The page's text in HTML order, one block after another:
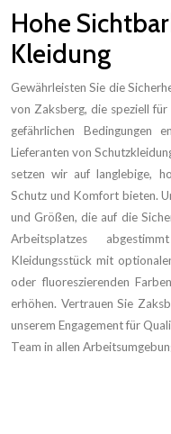
Hohe
Kleidung
Gewährleisten Sie die
von Zaksberg, die speziell
gefährlichen Bedingungen
Lieferanten von
setzen wir auf langlebige,
Schutz und Komfort bieten.
und Größen, die auf die
Arbeitsplatzes
Kleidungsstück mit
oder fluoreszierenden
erhöhen. Vertrauen Sie
unserem Engagement für
Team in allen